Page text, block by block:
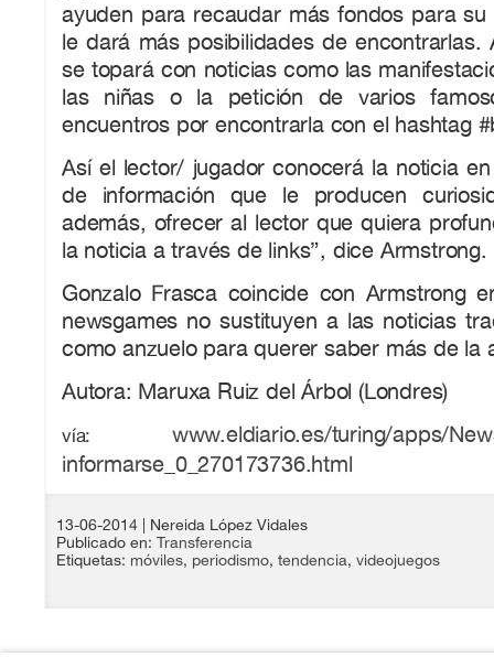
ayuden para recaudar más fondos para su
le dará más posibilidades de encontrarlas.
se topará con noticias como las
las niñas o la petición de varios
encuentros por encontrarla con el hashtag
Así el lector/ jugador conocerá la noticia
de información que le producen
además, ofrecer al lector que quiera
la noticia a través de links”, dice Armstrong.
Gonzalo Frasca coincide con Armstrong
newsgames no sustituyen a las noticias
como anzuelo para querer saber más de la
Autora: Maruxa Ruiz del Árbol (Londres)
vía:
www.eldiario.es/turing/apps/
informarse_0_270173736.html
13-06-2014
| Nereida López Vidales
Publicado en: Transferencia
Etiquetas: móviles, periodismo, tendencia, videojuegos